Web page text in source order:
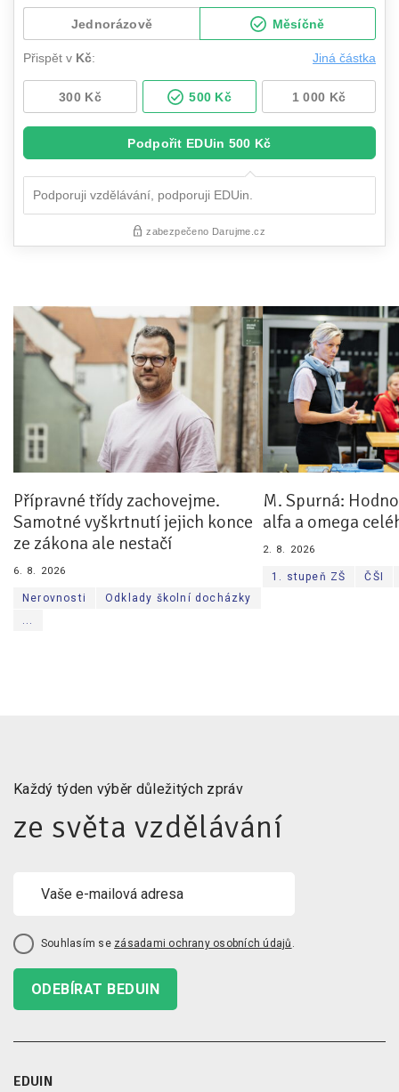
Přípravné třídy zachovejme.
Samotné vyškrtnutí jejich konce
ze zákona ale nestačí
6. 8. 2026
Nerovnosti
Odklady školní docházky
...
M. Spurná:
alfa a omega
2. 8. 2026
1. stupeň ZŠ ČŠI
Každý týden výběr důležitých zpráv
ze světa vzdělávání
Souhlasím se zásadami ochrany osobních údajů .
ODEBÍRAT BEDUIN
EDUIN